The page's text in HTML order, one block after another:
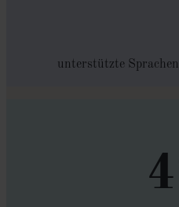
unterstützte